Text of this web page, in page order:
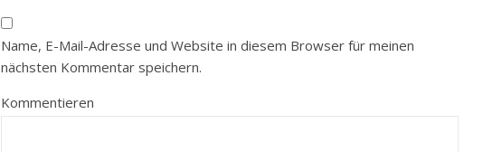
Name, E-Mail-Adresse und Website in diesem Browser für meinen
nächsten Kommentar speichern.
Kommentieren